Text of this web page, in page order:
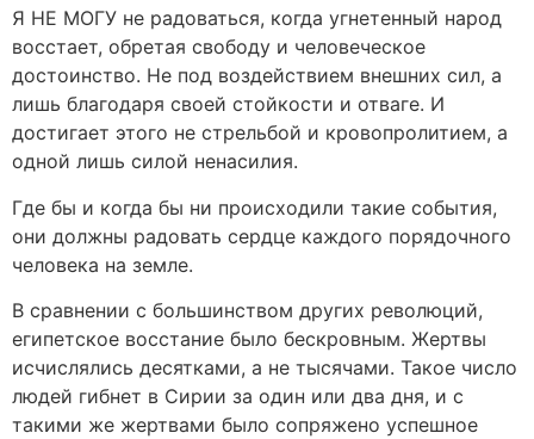
Я НЕ МОГУ не радоваться, когда угнетенный народ
восстает, обретая свободу и человеческое
достоинство. Не под воздействием внешних сил, а
лишь благодаря своей стойкости и отваге. И
достигает этого не стрельбой и кровопролитием, а
одной лишь силой ненасилия.
Где бы и когда бы ни происходили такие события,
они должны радовать сердце каждого порядочного
человека на земле.
В сравнении с большинством других революций,
египетское восстание было бескровным. Жертвы
исчислялись десятками, а не тысячами. Такое число
людей гибнет в Сирии за один или два дня, и с
такими же жертвами было сопряжено успешное